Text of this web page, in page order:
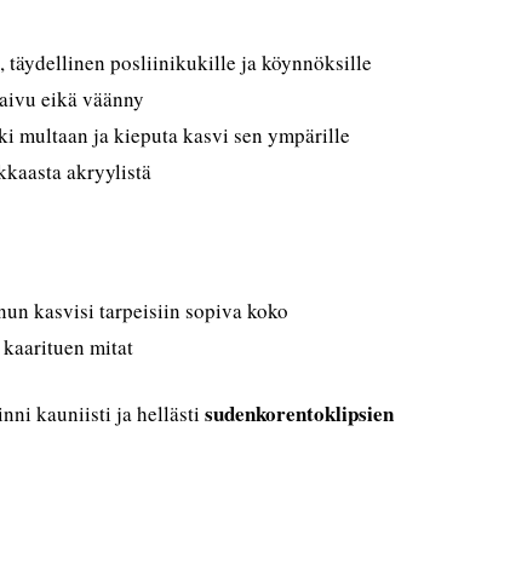
täydellinen posliinikukille ja köynnöksille
eikä väänny
multaan ja kieputa kasvi sen ympärille
akryylistä
kasvisi tarpeisiin sopiva koko
mitat
kauniisti ja hellästi sudenkorentoklipsien